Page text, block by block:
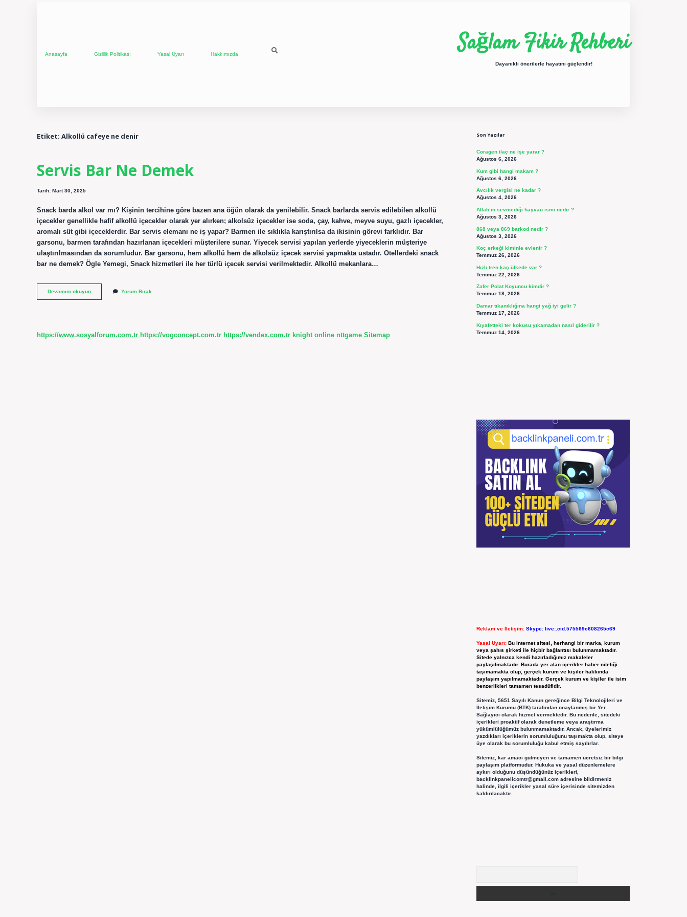
Anasayfa Gizlilik Politikası Yasal Uyarı Hakkımızda Sağlam Fikir Rehberi
Dayanıklı önerilerle hayatını güçlendir!
Etiket: Alkollü cafeye ne denir
Servis Bar Ne Demek
Tarih: Mart 30, 2025
Snack barda alkol var mı? Kişinin tercihine göre bazen ana öğün olarak da yenilebilir. Snack barlarda servis edilebilen alkollü
içecekler genellikle hafif alkollü içecekler olarak yer alırken; alkolsüz içecekler ise soda, çay, kahve, meyve suyu, gazlı içecekler,
aromalı süt gibi içeceklerdir. Bar servis elemanı ne iş yapar? Barmen ile sıklıkla karıştırılsa da ikisinin görevi farklıdır. Bar
garsonu, barmen tarafından hazırlanan içecekleri müşterilere sunar. Yiyecek servisi yapılan yerlerde yiyeceklerin müşteriye
ulaştırılmasından da sorumludur. Bar garsonu, hem alkollü hem de alkolsüz içecek servisi yapmakta ustadır. Otellerdeki snack
bar ne demek? Ögle Yemegi, Snack hizmetleri ile her türlü içecek servisi verilmektedir. Alkollü mekanlara…
Devamını okuyunServis
Bar
Yorum Bırak
https://www.sosyalforum.com.tr https://vogconcept.com.tr https://vendex.com.tr knight online nttgame Sitemap
Son Yazılar
Coragen ilaç ne işe yarar ?
Ağustos 6, 2026
Kum gibi hangi makam ?
Ağustos 6, 2026
Avcılık vergisi ne kadar ?
Ağustos 4, 2026
Allah’ın sevmediği hayvan ismi nedir ?
Ağustos 3, 2026
868 veya 869 barkod nedir ?
Ağustos 3, 2026
Koç erkeği kiminle evlenir ?
Temmuz 26, 2026
Hızlı tren kaç ülkede var ?
Temmuz 22, 2026
Zafer Polat Koyuncu kimdir ?
Temmuz 18, 2026
Damar tıkanıklığına hangi yağ iyi gelir ?
Temmuz 17, 2026
Kıyafetteki ter kokusu yıkamadan nasıl giderilir ?
Temmuz 14, 2026
Reklam ve İletişim: Skype: live:.cid.575569c608265c69
Yasal Uyarı: Bu internet sitesi, herhangi bir marka, kurum
veya şahıs şirketi ile hiçbir bağlantısı bulunmamaktadır.
Sitede yalnızca kendi hazırladığımız makaleler
paylaşılmaktadır. Burada yer alan içerikler haber niteliği
taşımamakta olup, gerçek kurum ve kişiler hakkında
paylaşım yapılmamaktadır. Gerçek kurum ve kişiler ile isim
benzerlikleri tamamen tesadüfidir.
Sitemiz, 5651 Sayılı Kanun gereğince Bilgi Teknolojileri ve
İletişim Kurumu (BTK) tarafından onaylanmış bir Yer
Sağlayıcı olarak hizmet vermektedir. Bu nedenle, sitedeki
içerikleri proaktif olarak denetleme veya araştırma
yükümlülüğümüz bulunmamaktadır. Ancak, üyelerimiz
yazdıkları içeriklerin sorumluluğunu taşımakta olup, siteye
üye olarak bu sorumluluğu kabul etmiş sayılırlar.
Sitemiz, kar amacı gütmeyen ve tamamen ücretsiz bir bilgi
paylaşım platformudur. Hukuka ve yasal düzenlemelere
aykırı olduğunu düşündüğünüz içerikleri,
backlinkpanelicomtr@gmail.comadresine bildirmeniz
halinde, ilgili içerikler yasal süre içerisinde sitemizden
kaldırılacaktır.